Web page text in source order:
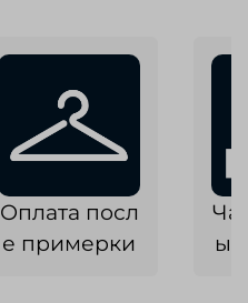
Оплата посл
е примерки